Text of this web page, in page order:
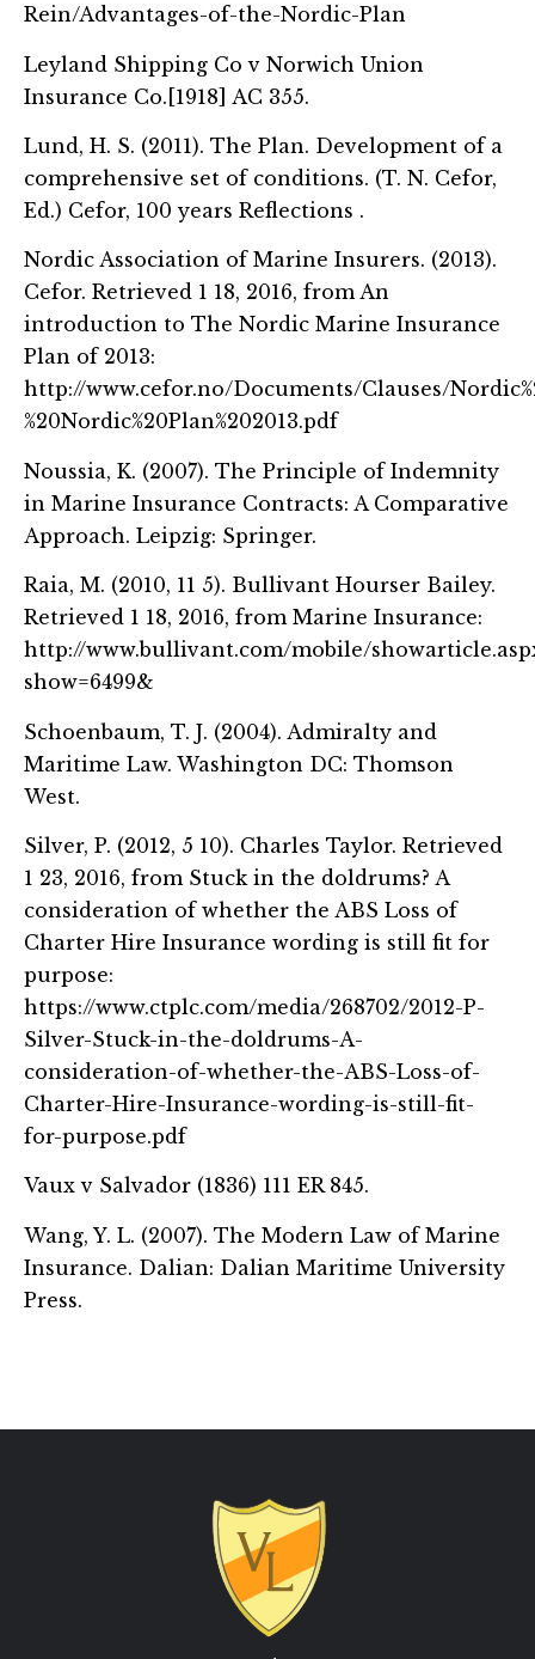
Rein/Advantages-of-the-Nordic-Plan
Leyland Shipping Co v Norwich Union
Insurance Co.[1918] AC 355.
Lund, H. S. (2011). The Plan. Development of a
comprehensive set of conditions. (T. N. Cefor,
Ed.) Cefor, 100 years Reflections .
Nordic Association of Marine Insurers. (2013).
Cefor. Retrieved 1 18, 2016, from An
introduction to The Nordic Marine Insurance
Plan of 2013:
http://www.cefor.no/Documents/Clauses/
%20Nordic%20Plan%202013.pdf
Noussia, K. (2007). The Principle of Indemnity
in Marine Insurance Contracts: A Comparative
Approach. Leipzig: Springer.
Raia, M. (2010, 11 5). Bullivant Hourser Bailey.
Retrieved 1 18, 2016, from Marine Insurance:
http://www.bullivant.com/mobile/
show=6499&
Schoenbaum, T. J. (2004). Admiralty and
Maritime Law. Washington DC: Thomson
West.
Silver, P. (2012, 5 10). Charles Taylor. Retrieved
1 23, 2016, from Stuck in the doldrums? A
consideration of whether the ABS Loss of
Charter Hire Insurance wording is still fit for
purpose:
https://www.ctplc.com/media/268702/2012-P-
Silver-Stuck-in-the-doldrums-A-
consideration-of-whether-the-ABS-Loss-of-
Charter-Hire-Insurance-wording-is-still-fit-
for-purpose.pdf
Vaux v Salvador (1836) 111 ER 845.
Wang, Y. L. (2007). The Modern Law of Marine
Insurance. Dalian: Dalian Maritime University
Press.